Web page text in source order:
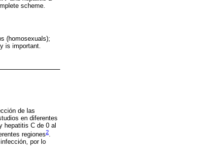
scheme.
(homosexuals);
is important.
de las
en diferentes
hepatitis C de 0 al
regiones2
por lo